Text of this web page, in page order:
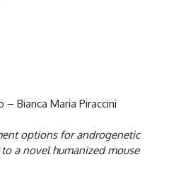
Bianca Maria Piraccini
options for androgenetic
a novel humanized mouse